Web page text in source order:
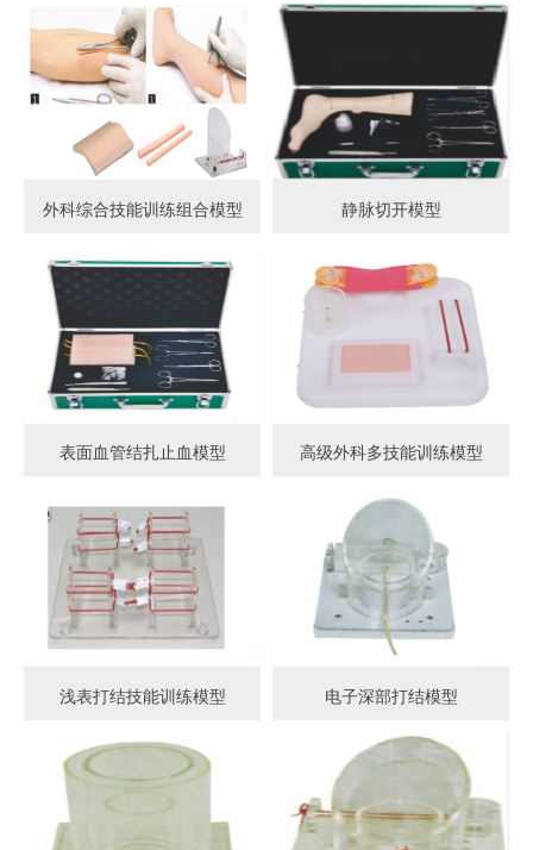
外科综合技能训练组合模型 静脉切开模型
表面血管结扎止血模型 高级外科多技能训练模型
浅表打结技能训练模型 电子深部打结模型